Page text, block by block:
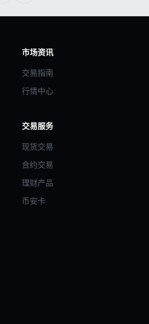
市场资讯
交易指南
行情中心
交易服务
现货交易
合约交易
理财产品
币安卡